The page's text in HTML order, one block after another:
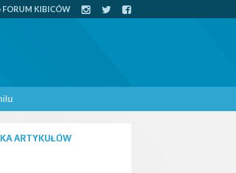
FORUM KIBICÓW
ARTYKUŁÓW